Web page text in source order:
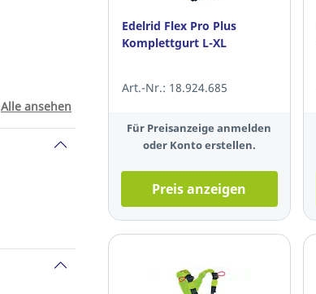
Alle ansehen
Edelrid Flex Pro Plus
Komplettgurt L-XL
Art.-Nr.: 18.924.685
Für Preisanzeige anmelden
oder Konto erstellen.
Preis anzeigen